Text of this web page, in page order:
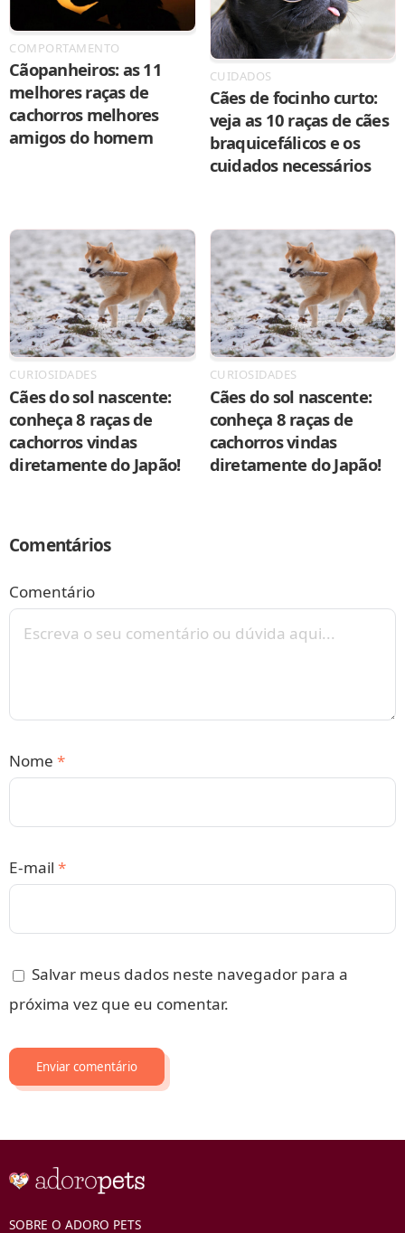
COMPORTAMENTO
Cãopanheiros: as 11
melhores raças de
cachorros melhores
amigos do homem
CUIDADOS
Cães de focinho curto:
veja as 10 raças de cães
braquicefálicos e os
cuidados necessários
CURIOSIDADES
Cães do sol nascente:
conheça 8 raças de
cachorros vindas
diretamente do Japão!
CURIOSIDADES
Cães do sol nascente:
conheça 8 raças de
cachorros vindas
diretamente do Japão!
Comentários
Comentário
Nome *
E-mail *
Salvar meus dados neste navegador para a
próxima vez que eu comentar.
SOBRE O ADORO PETS